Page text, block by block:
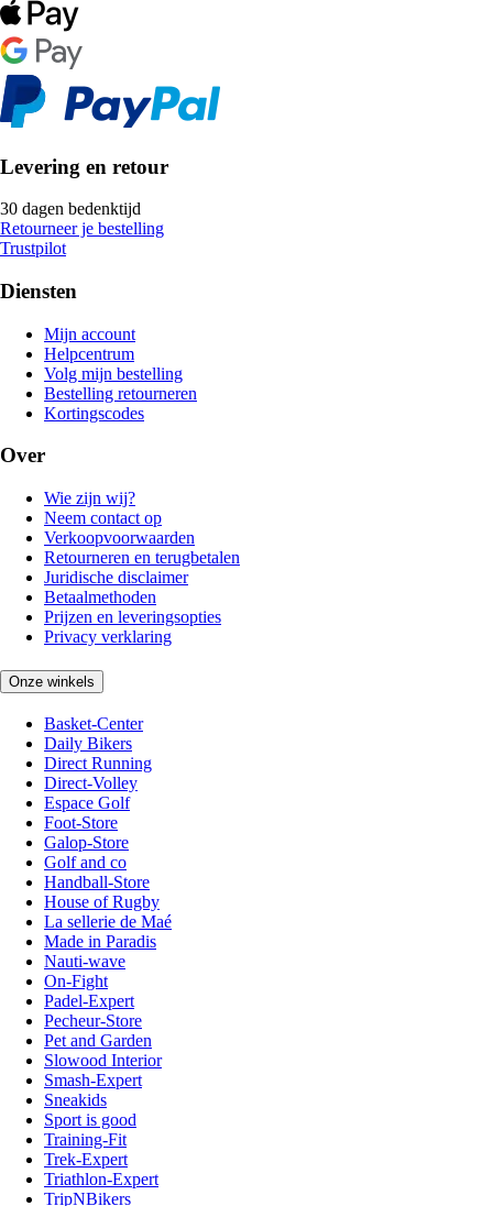
Levering en retour
30 dagen bedenktijd
Retourneer je bestelling
Trustpilot
Diensten
Mijn account
Helpcentrum
Volg mijn bestelling
Bestelling retourneren
Kortingscodes
Over
Wie zijn wij?
Neem contact op
Verkoopvoorwaarden
Retourneren en terugbetalen
Juridische disclaimer
Betaalmethoden
Prijzen en leveringsopties
Privacy verklaring
Onze winkels
Basket-Center
Daily Bikers
Direct Running
Direct-Volley
Espace Golf
Foot-Store
Galop-Store
Golf and co
Handball-Store
House of Rugby
La sellerie de Maé
Made in Paradis
Nauti-wave
On-Fight
Padel-Expert
Pecheur-Store
Pet and Garden
Slowood Interior
Smash-Expert
Sneakids
Sport is good
Training-Fit
Trek-Expert
Triathlon-Expert
TripNBikers